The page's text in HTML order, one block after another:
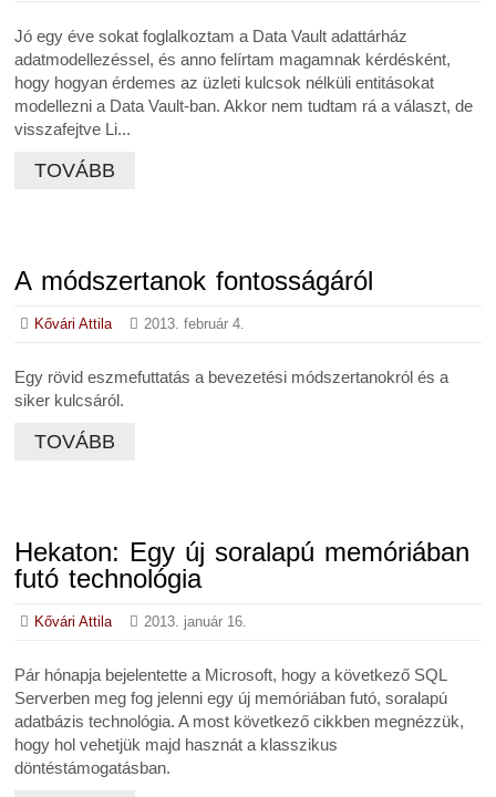
Jó egy éve sokat foglalkoztam a Data Vault adattárház
adatmodellezéssel, és anno felírtam magamnak kérdésként,
hogy hogyan érdemes az üzleti kulcsok nélküli entitásokat
modellezni a Data Vault-ban. Akkor nem tudtam rá a választ, de
visszafejtve Li...
TOVÁBB
A módszertanok fontosságáról
Kővári Attila 2013. február 4.
Egy rövid eszmefuttatás a bevezetési módszertanokról és a
siker kulcsáról.
TOVÁBB
Hekaton: Egy új soralapú memóriában
futó technológia
Kővári Attila 2013. január 16.
Pár hónapja bejelentette a Microsoft, hogy a következő SQL
Serverben meg fog jelenni egy új memóriában futó, soralapú
adatbázis technológia. A most következő cikkben megnézzük,
hogy hol vehetjük majd hasznát a klasszikus
döntéstámogatásban.